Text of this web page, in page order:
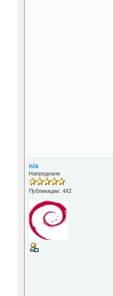
nix
Напреднали
Публикации: 442